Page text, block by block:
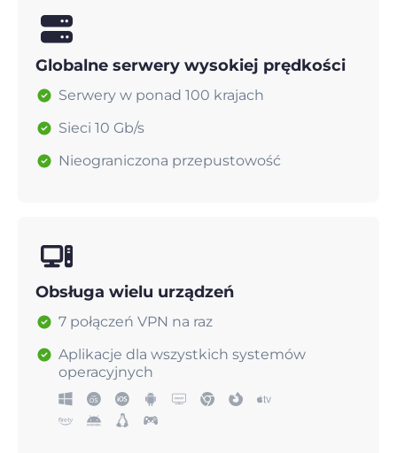
Globalne serwery wysokiej prędkości
Serwery w ponad 100 krajach
Sieci 10 Gb/s
Nieograniczona przepustowość
Obsługa wielu urządzeń
7 połączeń VPN na raz
Aplikacje dla wszystkich systemów
operacyjnych